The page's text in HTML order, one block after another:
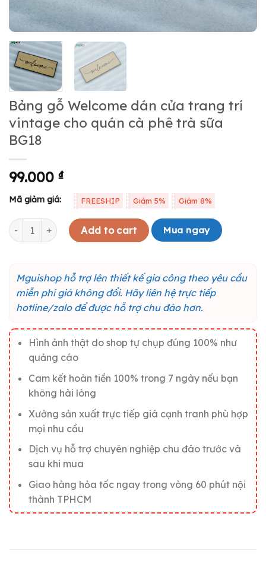
Bảng gỗ Welcome dán cửa trang trí
vintage cho quán cà phê trà sữa
BG18
99.000 ₫
Mã giảm giá: FREESHIP Giảm 5% Giảm 8%
Bảng gỗ Welcome dán cửa trang trí vintage cho quán cà
Add to cart Mua ngay
Mguishop hỗ trợ lên thiết kế gia công theo yêu cầu
miễn phí giá không đổi. Hãy liên hệ trực tiếp
hotline/zalo để được hỗ trợ chu đáo hơn.
Hình ảnh thật do shop tự chụp đúng 100% như
quảng cáo
Cam kết hoàn tiền 100% trong 7 ngày nếu bạn
không hài lòng
Xưởng sản xuất trực tiếp giá cạnh tranh phù hợp
mọi nhu cầu
Dịch vụ hỗ trợ chuyên nghiệp chu đáo trước và
sau khi mua
Giao hàng hỏa tốc ngay trong vòng 60 phút nội
thành TPHCM